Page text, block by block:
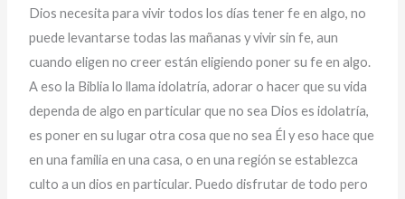
Dios necesita para vivir todos los días tener fe en algo, no
puede levantarse todas las mañanas y vivir sin fe, aun
cuando eligen no creer están eligiendo poner su fe en algo.
A eso la Biblia lo llama idolatría, adorar o hacer que su vida
dependa de algo en particular que no sea Dios es idolatría,
es poner en su lugar otra cosa que no sea Él y eso hace que
en una familia en una casa, o en una región se establezca
culto a un dios en particular. Puedo disfrutar de todo pero